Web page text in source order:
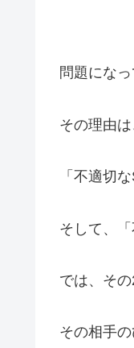
問題にな
その理由
「不適切
そして、
では、そ
その相手